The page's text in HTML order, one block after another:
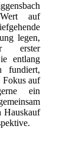
auf
legen,
erster
entlang
fundiert,
Fokus auf
ein
Hauskauf